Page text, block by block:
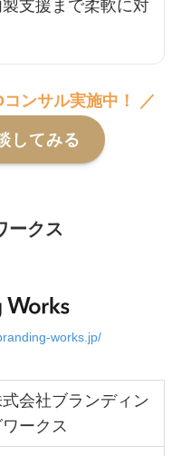
支援まで柔軟に対
ンサル実施中！ ／
してみる
ークス
works.jp/
会社ブランディン
ワークス